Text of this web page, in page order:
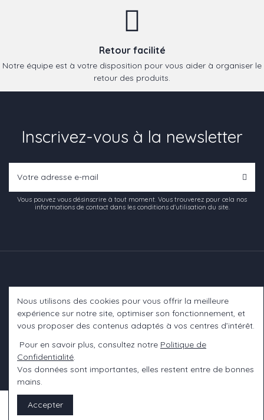
Retour facilité
Notre équipe est à votre disposition pour vous aider à organiser le
retour des produits.
Inscrivez-vous à la newsletter
Vous pouvez vous désinscrire à tout moment. Vous trouverez pour cela nos
informations de contact dans les conditions d'utilisation du site.
Informations
A propos
Contact us
Nous utilisons des cookies pour vous offrir la meilleure
expérience sur notre site, optimiser son fonctionnement, et
vous proposer des contenus adaptés à vos centres d’intérêt.
Pour en savoir plus, consultez notre Politique de
Confidentialité.
Vos données sont importantes, elles restent entre de bonnes
mains.
Accepter